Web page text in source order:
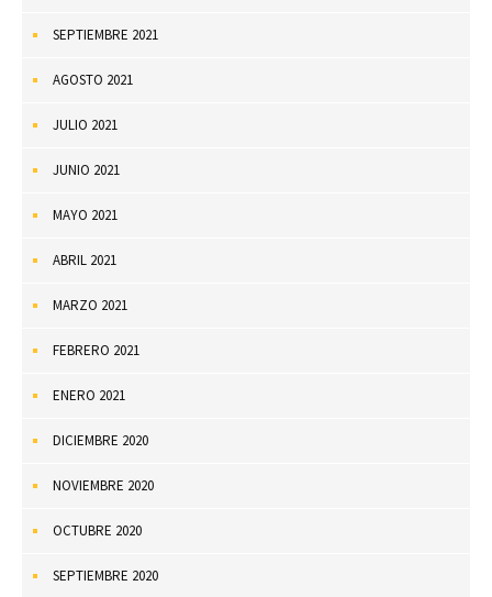
SEPTIEMBRE 2021
AGOSTO 2021
JULIO 2021
JUNIO 2021
MAYO 2021
ABRIL 2021
MARZO 2021
FEBRERO 2021
ENERO 2021
DICIEMBRE 2020
NOVIEMBRE 2020
OCTUBRE 2020
SEPTIEMBRE 2020